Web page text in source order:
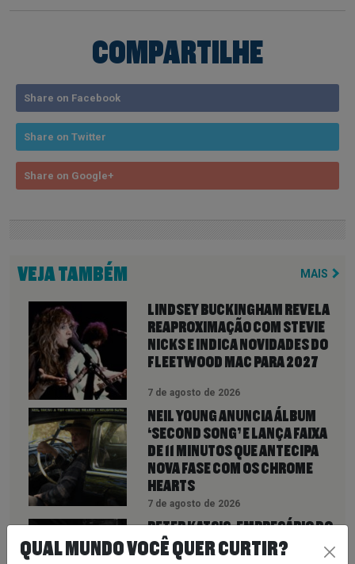
COMPARTILHE
Share on Facebook
Share on Twitter
Share on Google+
VEJA TAMBÉM MAIS
LINDSEY BUCKINGHAM REVELA
REAPROXIMAÇÃO COM STEVIE
NICKS E INDICA NOVIDADES DO
FLEETWOOD MAC PARA 2027
7 de agosto de 2026
NEIL YOUNG ANUNCIA ÁLBUM
‘SECOND SONG’ E LANÇA FAIXA
DE 11 MINUTOS QUE ANTECIPA
NOVA FASE COM OS CHROME
HEARTS
7 de agosto de 2026
PETER KATSIS, EMPRESÁRIO DO
KORN, LIMP BIZKIT E SMASHING
QUAL MUNDO VOCÊ QUER CURTIR?